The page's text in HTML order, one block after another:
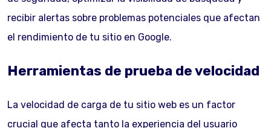
recibir alertas sobre problemas potenciales que afectan
el rendimiento de tu sitio en Google.
Herramientas de prueba de velocidad
La velocidad de carga de tu sitio web es un factor
crucial que afecta tanto la experiencia del usuario